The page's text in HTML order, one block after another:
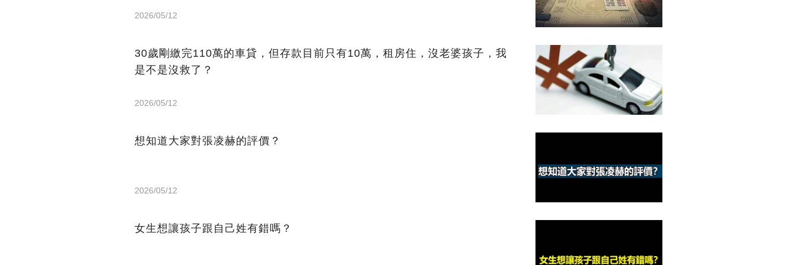
2026/05/12
30歲剛繳完110萬的車貸，但存款目前只有10萬，租房住，沒老婆孩子，我
是不是沒救了？
2026/05/12
想知道大家對張凌赫的評價？
2026/05/12
女生想讓孩子跟自己姓有錯嗎？